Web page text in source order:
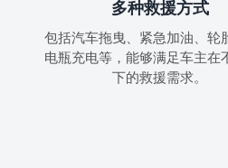
多种救援方式
包括汽车拖曳、紧急加油、轮
电瓶充电等，能够满足车主在
下的救援需求。